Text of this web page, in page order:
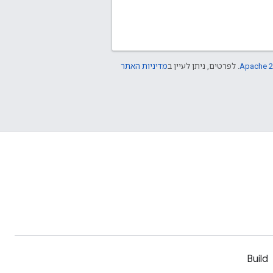
Apache . לפרטים, ניתן לעיין במדיניות האתר
Build